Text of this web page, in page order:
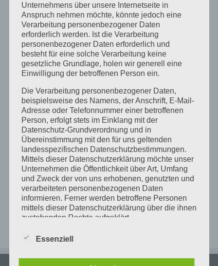
Maschine habt, aber noch nicht eingewiesen seid,
dann fragt am besten telefonisch (während der
Öffnungszeiten) oder per Slack nach, ob ein Labsitter
Zeit für euch hat.
FabLab Karlsruhe
Alter Schlachthof 25A - Karlsruhe
Details
+
−
Leaflet|Map data ©OpenStreetMap
Unternehmens über unsere Internetseite in
Anspruch nehmen möchte, könnte jedoch eine
Verarbeitung personenbezogener Daten
erforderlich werden. Ist die Verarbeitung
personenbezogener Daten erforderlich und
besteht für eine solche Verarbeitung keine
gesetzliche Grundlage, holen wir generell eine
Einwilligung der betroffenen Person ein.
Die Verarbeitung personenbezogener Daten,
beispielsweise des Namens, der Anschrift, E-Mail-
Adresse oder Telefonnummer einer betroffenen
Person, erfolgt stets im Einklang mit der
Datenschutz-Grundverordnung und in
Übereinstimmung mit den für uns geltenden
landesspezifischen Datenschutzbestimmungen.
Mittels dieser Datenschutzerklärung möchte unser
Unternehmen die Öffentlichkeit über Art, Umfang
und Zweck der von uns erhobenen, genutzten und
verarbeiteten personenbezogenen Daten
informieren. Ferner werden betroffene Personen
mittels dieser Datenschutzerklärung über die ihnen
zustehenden Rechte aufgeklärt.
Wir haben als für die Verarbeitung Verantwortlicher
lückenlosen Schutz der über diese Internetseite
Essenziell